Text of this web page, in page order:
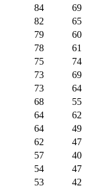
84
69
82
65
79
60
78
61
75
74
73
69
73
64
68
55
64
62
64
49
62
47
57
40
54
47
53
42